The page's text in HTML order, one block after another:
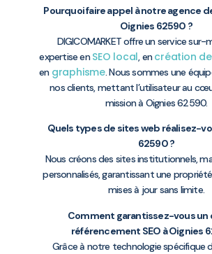
Pourquoi faire appel à notre agence
Oignies 62590 ?
DIGICOMARKET offre un service sur-
expertise enSEO local, encréation
en graphisme. Nous sommes une
nos clients, mettant l’utilisateur au
mission à Oignies 62590.
Quels types de sites web réalisez-
62590 ?
Nous créons des sites institutionnels,
personnalisés, garantissant une
mises à jour sans limite.
Comment garantissez-vous un
référencement SEO à Oignies
Grâce à notre technologie spécifique